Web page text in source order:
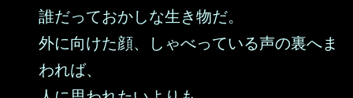
誰だっておかしな生き物だ。
外に向けた顔、しゃべっている声の裏へま
われば、